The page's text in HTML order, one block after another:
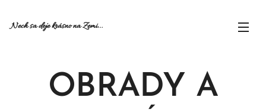
Nech sa deje krásno na Zemi...
OBRADY A